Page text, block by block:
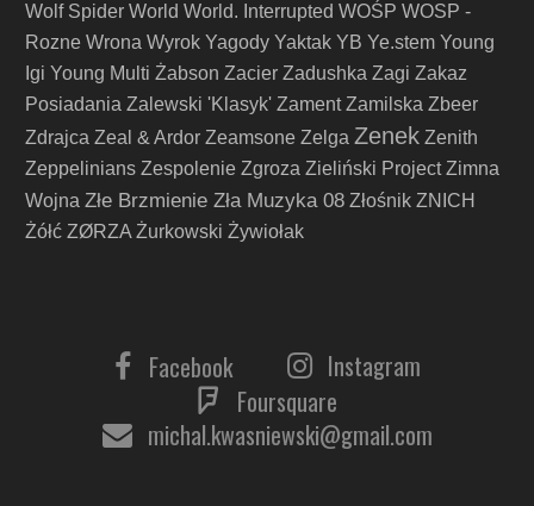
Wolf Spider World World. Interrupted WOŚP WOSP -
Rozne Wrona Wyrok Yagody Yaktak YB Ye.stem Young
Igi Young Multi Żabson Zacier Zadushka Zagi Zakaz
Posiadania Zalewski 'Klasyk' Zament Zamilska Zbeer
Zdrajca Zeal & Ardor Zeamsone Zelga Zenek Zenith
Zeppelinians Zespolenie Zgroza Zieliński Project Zimna
Wojna Złe Brzmienie Zła Muzyka 08 Złośnik ZNICH
Żółć ZØRZA Żurkowski Żywiołak
Facebook
Instagram
Foursquare
michal.kwasniewski@gmail.com